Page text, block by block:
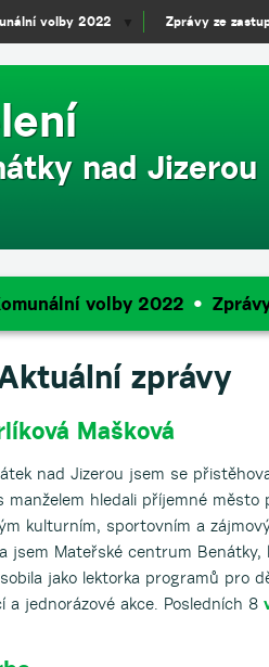
nad Jizerou
volby 2022
zprávy
Mašková
nad Jizerou jsem se
manželem hledali příjemné město
kulturním, sportovním a
jsem Mateřské centrum Benátky,
jako lektorka programů pro
a jednorázové akce. Posledních 8
volby 2022 ▼ Zprávy ze